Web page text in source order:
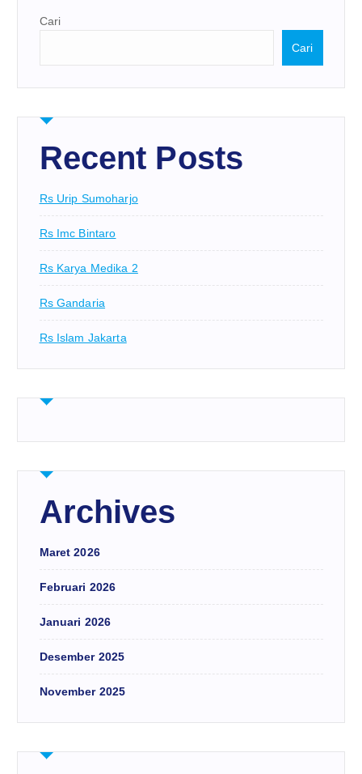
Cari
Cari
Recent Posts
Rs Urip Sumoharjo
Rs Imc Bintaro
Rs Karya Medika 2
Rs Gandaria
Rs Islam Jakarta
Archives
Maret 2026
Februari 2026
Januari 2026
Desember 2025
November 2025